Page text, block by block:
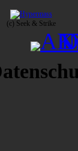
(c) Seek & Strike